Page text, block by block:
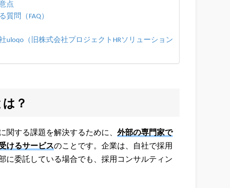
点
問（FAQ）
uloqo（旧株式会社プロジェクトHRソリューション
？
関する課題を解決するために、 外部の専門家で
けるサービスのことです。企業は、自社で採用
に委託している場合でも、採用コンサルティン